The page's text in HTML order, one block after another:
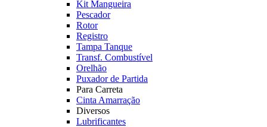
Kit Mangueira
Pescador
Rotor
Registro
Tampa Tanque
Transf. Combustível
Orelhão
Puxador de Partida
Para Carreta
Cinta Amarração
Diversos
Lubrificantes